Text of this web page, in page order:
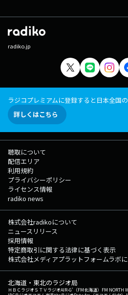
radiko.jp
ラジコプレミアムに登録すると日本全国
詳しくはこちら
聴取について
配信エリア
利用規約
プライバシーポリシー
ライセンス情報
radiko news
株式会社radikoについて
ニュースリリース
採用情報
特定商取引に関する法律に基づく表示
株式会社メディアプラットフォームラボ
北海道・東北のラジオ局
ＨＢＣラジオＳＴＶラジオAIR-G'（FM北海道） FM NORTH